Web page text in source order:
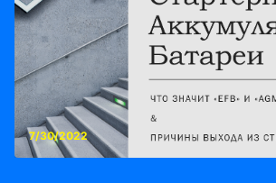
7/30/2022